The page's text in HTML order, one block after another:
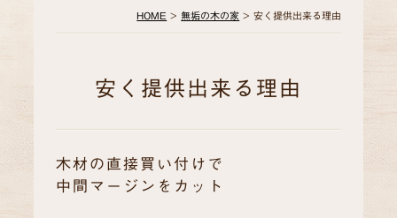
HOME > 無垢の木の家 > 安く提供出来る理由
安く提供出来る理由
木材の直接買い付けで
中間マージンをカット